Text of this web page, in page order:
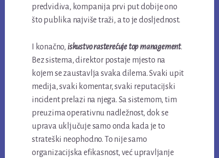
predvidiva, kompanija prvi put dobije ono
što publika najviše traži, a to je dosljednost.
I konačno, iskustvo rasterećuje top management.
Bez sistema, direktor postaje mjesto na
kojem se zaustavlja svaka dilema. Svaki upit
medija, svaki komentar, svaki reputacijski
incident prelazi na njega. Sa sistemom, tim
preuzima operativnu nadležnost, dok se
uprava uključuje samo onda kada je to
strateški neophodno. To nije samo
organizacijska efikasnost, već upravljanje